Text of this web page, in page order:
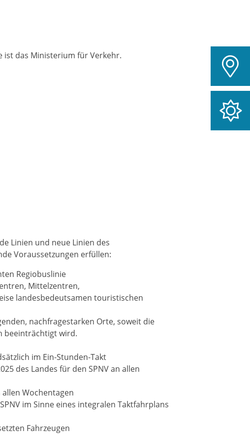
ist das Ministerium für Verkehr.
Linien und neue Linien des
Voraussetzungen erfüllen:
Regiobuslinie
Mittelzentren,
landesbedeutsamen touristischen
nachfragestarken Orte, soweit die
beeinträchtigt wird.
im Ein-Stunden-Takt
des Landes für den SPNV an allen
Wochentagen
im Sinne eines integralen Taktfahrplans
Fahrzeugen